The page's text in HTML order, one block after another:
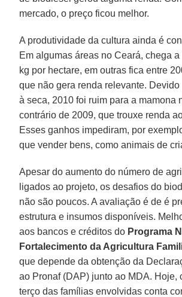
mercado, o preço ficou melhor.
A produtividade da cultura ainda é
Em algumas áreas no Ceará, chega a
kg por hectare, em outras fica entre
que não gera renda relevante.
à seca, 2010 foi ruim para a mamona
contrário de 2009, que trouxe renda
Esses ganhos impediram, por
que vender bens, como animais de
Apesar do aumento do número de
ligados ao projeto, os desafios do
não são poucos. A avaliação é de é
estrutura e insumos disponíveis.
aos bancos e créditos do Programa
Fortalecimento da Agricultura
que depende da obtenção da
ao Pronaf (DAP) junto ao MDA. Hoje,
terço das famílias envolvidas conta